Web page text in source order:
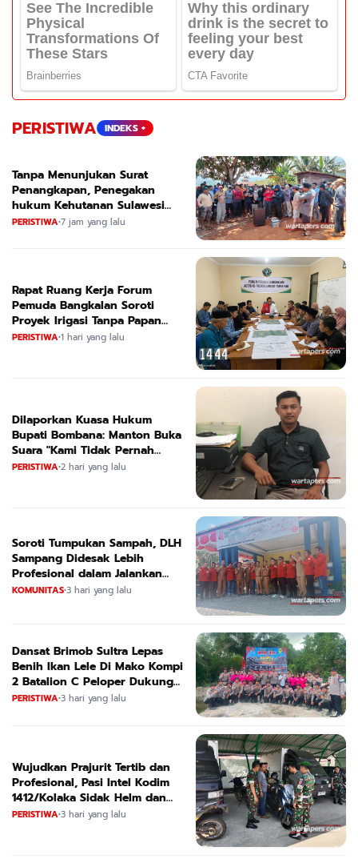
PERISTIWA INDEKS +
Tanpa Menunjukan Surat
Penangkapan, Penegakan
hukum Kehutanan Sulawesi
Selatan Culik Petani Ladah Di
PERISTIWA•7 jam yang lalu
Rapat Ruang Kerja Forum
Pemuda Bangkalan Soroti
Proyek Irigasi Tanpa Papan
Nama
PERISTIWA•1 hari yang lalu
Dilaporkan Kuasa Hukum
Bupati Bombana: Manton Buka
Suara "Kami Tidak Pernah
Menutup Ruang Hak Jawab"
PERISTIWA•2 hari yang lalu
Soroti Tumpukan Sampah, DLH
Sampang Didesak Lebih
Profesional dalam Jalankan
Tugas
KOMUNITAS•3 hari yang lalu
Dansat Brimob Sultra Lepas
Benih Ikan Lele Di Mako Kompi
2 Batalion C Peloper Dukung
ketahanan Pangan Nasional
PERISTIWA•3 hari yang lalu
Wujudkan Prajurit Tertib dan
Profesional, Pasi Intel Kodim
1412/Kolaka Sidak Helm dan
Kendaraan
PERISTIWA•3 hari yang lalu